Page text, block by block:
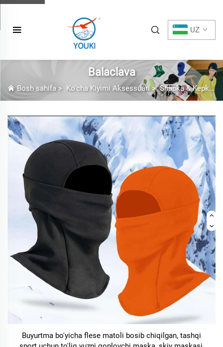
UZ
Balaclava
Bosh sahifa> Ko'cha Kiyimi Aksessuari>Shapka & Kepkalar
Buyurtma bo'yicha flese matoli bosib chiqilgan, tashqi